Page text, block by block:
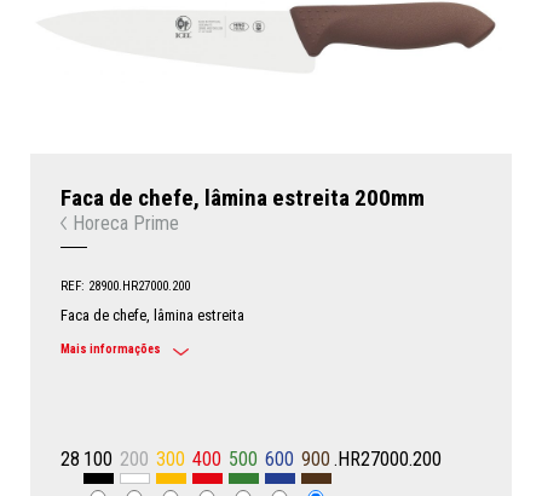
Faca de chefe, lâmina estreita 200mm
Horeca Prime
REF: 28900.HR27000.200
Faca de chefe, lâmina estreita
Mais informações
28 100 200 300 400 500 600 900 .HR27000.200